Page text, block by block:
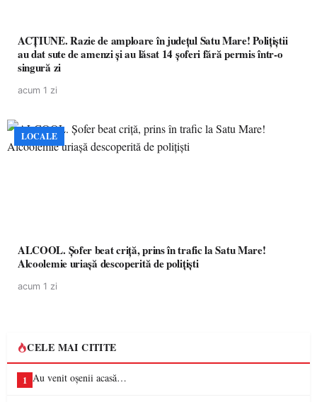
ACȚIUNE. Razie de amploare în județul Satu Mare! Polițiștii
au dat sute de amenzi și au lăsat 14 șoferi fără permis într-o
singură zi
acum 1 zi
LOCALE
ALCOOL. Șofer beat criță, prins în trafic la Satu Mare!
Alcoolemie uriașă descoperită de polițiști
acum 1 zi
CELE MAI CITITE
1 Au venit oșenii acasă…